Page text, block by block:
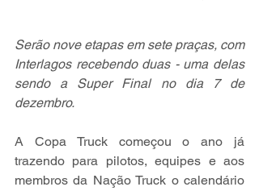
Serão nove etapas em sete praças, com
Interlagos recebendo duas - uma delas
sendo a Super Final no dia 7 de
dezembro.
A Copa Truck começou o ano já
trazendo para pilotos, equipes e aos
membros da Nação Truck o calendário